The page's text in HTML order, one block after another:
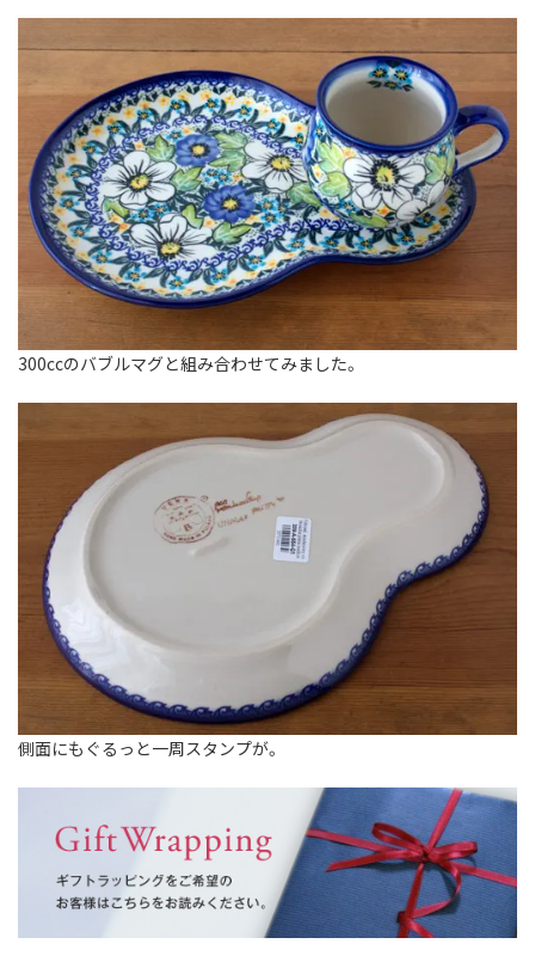
300ccのバブルマグと組み合わせてみました。
側面にもぐるっと一周スタンプが。